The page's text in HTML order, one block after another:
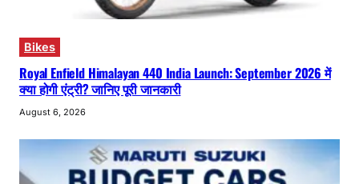
Bikes
Royal Enfield Himalayan 440 India Launch: September 2026 में
क्या होगी एंट्री? जानिए पूरी जानकारी
August 6, 2026